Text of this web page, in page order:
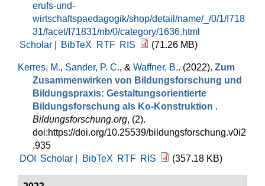
erufs-und-
wirtschaftspaedagogik/shop/detail/name/_/0/1/I718
31/facet/I71831/nb/0/category/1636.html
Scholar |
BibTeX RTF RIS (71.26 MB)
Kerres, M., Sander, P. C., & Waffner, B.. (2022). Zum
Zusammenwirken von Bildungsforschung und
Bildungspraxis: Gestaltungsorientierte
Bildungsforschung als Ko-Konstruktion .
Bildungsforschung.org, (2).
doi:https://doi.org/10.25539/bildungsforschung.v0i2
.935
DOI
Scholar | BibTeX RTF RIS (357.18 KB)